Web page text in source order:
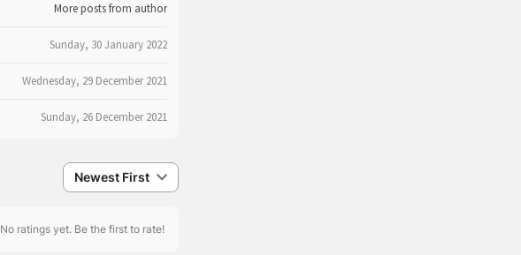
More posts from author
Sunday, 30 January 2022
Wednesday, 29 December 2021
Sunday, 26 December 2021
Newest First
No ratings yet. Be the first to rate!